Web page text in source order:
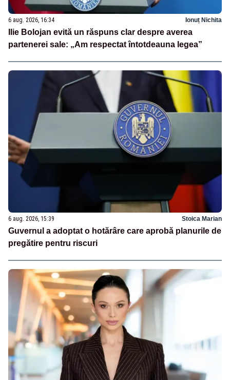
6 aug. 2026, 16:34 Ionuț Nichita
Ilie Bolojan evită un răspuns clar despre averea
partenerei sale: „Am respectat întotdeauna legea”
6 aug. 2026, 15:39 Stoica Marian
Guvernul a adoptat o hotărâre care aprobă planurile de
pregătire pentru riscuri